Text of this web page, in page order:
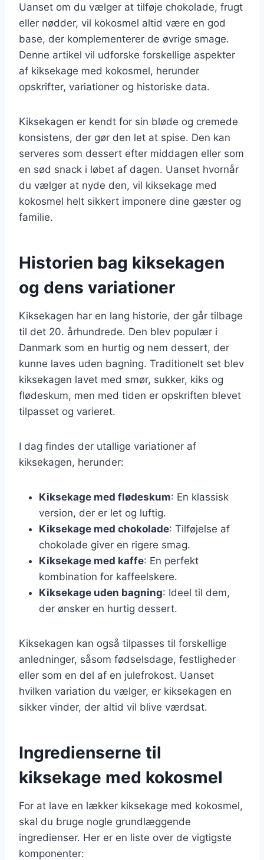
Uanset om du vælger at tilføje chokolade, frugt
eller nødder, vil kokosmel altid være en god
base, der komplementerer de øvrige smage.
Denne artikel vil udforske forskellige aspekter
af kiksekage med kokosmel, herunder
opskrifter, variationer og historiske data.
Kiksekagen er kendt for sin bløde og cremede
konsistens, der gør den let at spise. Den kan
serveres som dessert efter middagen eller som
en sød snack i løbet af dagen. Uanset hvornår
du vælger at nyde den, vil kiksekage med
kokosmel helt sikkert imponere dine gæster og
familie.
Historien bag kiksekagen
og dens variationer
Kiksekagen har en lang historie, der går tilbage
til det 20. århundrede. Den blev populær i
Danmark som en hurtig og nem dessert, der
kunne laves uden bagning. Traditionelt set blev
kiksekagen lavet med smør, sukker, kiks og
flødeskum, men med tiden er opskriften blevet
tilpasset og varieret.
I dag findes der utallige variationer af
kiksekagen, herunder:
Kiksekage med flødeskum: En klassisk
version, der er let og luftig.
Kiksekage med chokolade: Tilføjelse af
chokolade giver en rigere smag.
Kiksekage med kaffe: En perfekt
kombination for kaffeelskere.
Kiksekage uden bagning: Ideel til dem,
der ønsker en hurtig dessert.
Kiksekagen kan også tilpasses til forskellige
anledninger, såsom fødselsdage, festligheder
eller som en del af en julefrokost. Uanset
hvilken variation du vælger, er kiksekagen en
sikker vinder, der altid vil blive værdsat.
Ingredienserne til
kiksekage med kokosmel
For at lave en lækker kiksekage med kokosmel,
skal du bruge nogle grundlæggende
ingredienser. Her er en liste over de vigtigste
komponenter: